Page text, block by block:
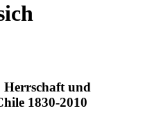
Herrschaft und
1830-2010